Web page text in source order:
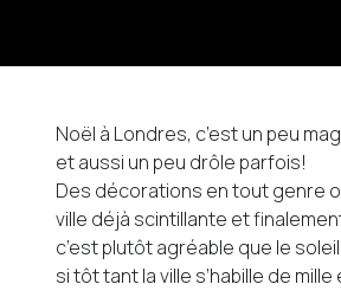
Noël à Londres, c’est un peu
et aussi un peu drôle parfois!
Des décorations en tout genre
ville déjà scintillante et
c’est plutôt agréable que le
si tôt tant la ville s’habille de mille